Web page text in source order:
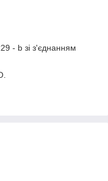
- b зі з'єднанням